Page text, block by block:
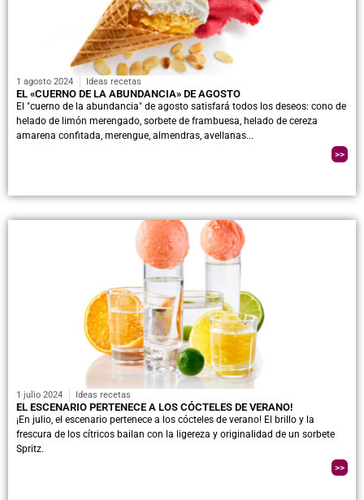
1 agosto 2024 Ideas recetas
EL «CUERNO DE LA ABUNDANCIA» DE AGOSTO
El "cuerno de la abundancia" de agosto satisfará todos los deseos: cono de
helado de limón merengado, sorbete de frambuesa, helado de cereza
amarena confitada, merengue, almendras, avellanas...
>>
1 julio 2024 Ideas recetas
EL ESCENARIO PERTENECE A LOS CÓCTELES DE VERANO!
¡En julio, el escenario pertenece a los cócteles de verano! El brillo y la
frescura de los cítricos bailan con la ligereza y originalidad de un sorbete
Spritz.
>>